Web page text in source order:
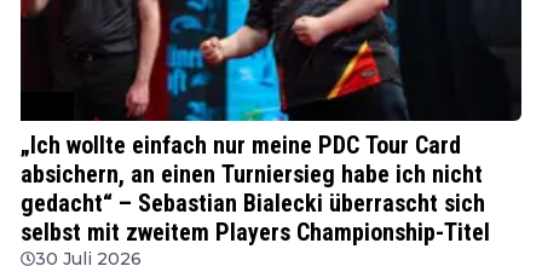
„Ich wollte einfach nur meine PDC Tour Card
absichern, an einen Turniersieg habe ich nicht
gedacht“ – Sebastian Bialecki überrascht sich
selbst mit zweitem Players Championship-Titel
30 Juli 2026